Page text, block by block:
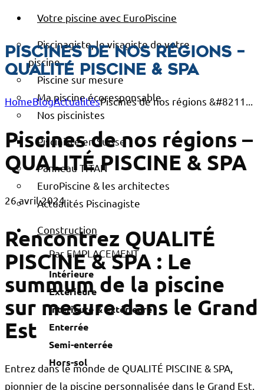
Votre piscine avec EuroPiscine
Piscinagiste, le visagiste de votre
piscine
Piscine sur mesure
Ma piscine écoresponsable
Nos piscinistes
Pisciniste en Suisse
Panneau TITAN
EuroPiscine & les architectes
Actualités Piscinagiste
Construction
Par EMPLACEMENT
Intérieure
Extérieure
Intérieure & extérieure
Enterrée
Semi-enterrée
Hors-sol
Piscines de nos régions –
QUALITÉ PISCINE & SPA
HomeBlogActualitésPiscines de nos régions &#8211...
Piscines de nos régions –
QUALITÉ PISCINE & SPA
26 avril 2024
Rencontrez QUALITÉ
PISCINE & SPA : Le
summum de la piscine
sur mesure dans le Grand
Est
Entrez dans le monde de QUALITÉ PISCINE & SPA,
pionnier de la piscine personnalisée dans le Grand Est.